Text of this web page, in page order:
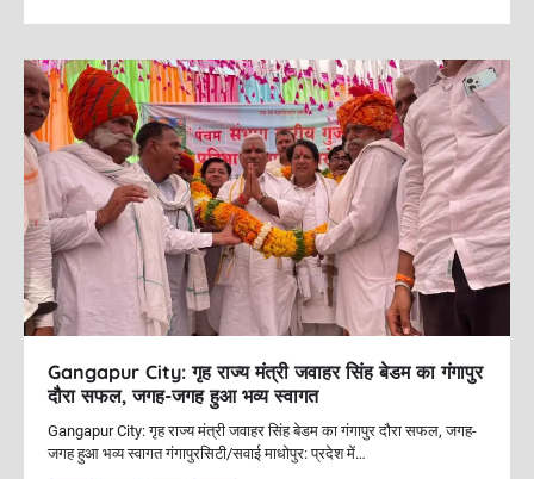
c
e
b
o
o
k
st
o
d
o
n
ai
l
ar
e
Gangapur City: गृह राज्य मंत्री जवाहर सिंह बेडम का गंगापुर
दौरा सफल, जगह-जगह हुआ भव्य स्वागत
Gangapur City: गृह राज्य मंत्री जवाहर सिंह बेडम का गंगापुर दौरा सफल, जगह-
जगह हुआ भव्य स्वागत गंगापुरसिटी/सवाई माधोपुर: प्रदेश में…